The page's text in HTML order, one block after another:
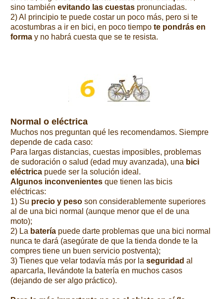
sino también evitando las cuestas pronunciadas.
2) Al principio te puede costar un poco más, pero si te
acostumbras a ir en bici, en poco tiempo te pondrás en
forma y no habrá cuesta que se te resista.
Normal o eléctrica
Muchos nos preguntan qué les recomendamos. Siempre
depende de cada caso:
Para largas distancias, cuestas imposibles, problemas
de sudoración o salud (edad muy avanzada), una bici
eléctrica puede ser la solución ideal.
Algunos inconvenientes que tienen las bicis
eléctricas:
1) Su precio y peso son considerablemente superiores
al de una bici normal (aunque menor que el de una
moto);
2) La batería puede darte problemas que una bici normal
nunca te dará (asegúrate de que la tienda donde te la
compres tiene un buen servicio postventa);
3) Tienes que velar todavía más por la seguridad al
aparcarla, llevándote la batería en muchos casos
(dejando de ser algo práctico).